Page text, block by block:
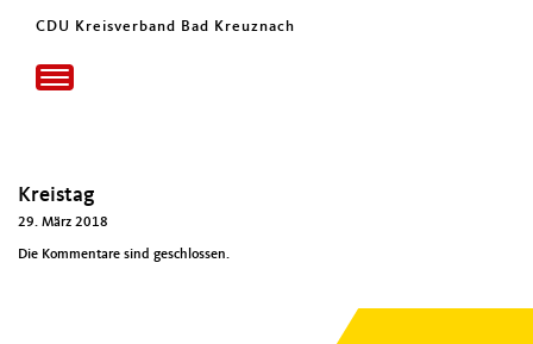
CDU Kreisverband Bad Kreuznach
Toggle
navigation
Kreistag
29. März 2018
Die Kommentare sind geschlossen.